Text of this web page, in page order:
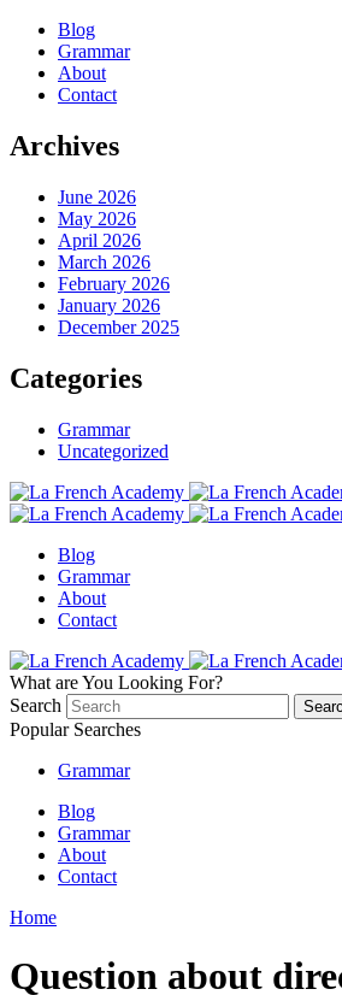
Blog
Grammar
About
Contact
Archives
June 2026
May 2026
April 2026
March 2026
February 2026
January 2026
December 2025
Categories
Grammar
Uncategorized
Blog
Grammar
About
Contact
What are You Looking For?
Search
Popular Searches
Grammar
Blog
Grammar
About
Contact
Home
Question about